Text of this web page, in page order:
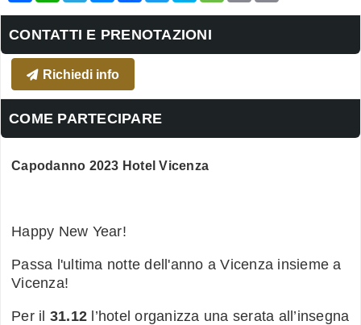
CONTATTI E PRENOTAZIONI
Richiedi info
COME PARTECIPARE
Capodanno 2023 Hotel Vicenza
Happy New Year!
Passa l'ultima notte dell'anno a Vicenza insieme a
Vicenza!
Per il 31.12 l’hotel organizza una serata all’insegna